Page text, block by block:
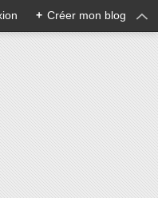
+ Créer mon blog